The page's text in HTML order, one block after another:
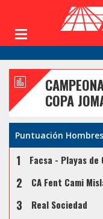
COPA
Puntuación Hombres
1 Facsa - Playas de
2 CA Fent Cami
3 Real Sociedad